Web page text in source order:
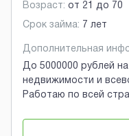
Возраст: от 21 до 70
Срок займа: 7 лет
Дополнительная
До 5000000 рублей
недвижимости и
Работаю по всей